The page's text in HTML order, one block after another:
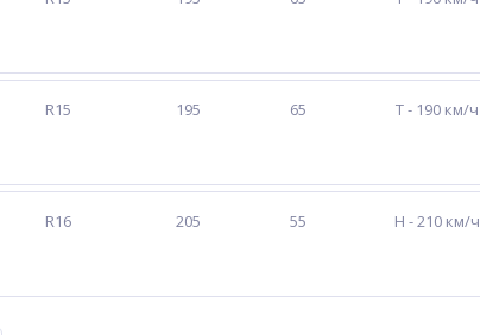
R15 195 65 T - 190 км/ч
R16 205 55 H - 210 км/ч